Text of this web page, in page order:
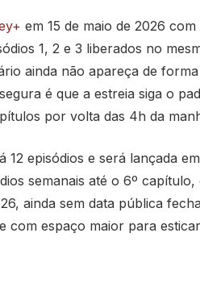
em 15 de maio de 2026
1, 2 e 3 liberados no
ainda não apareça de
é que a estreia siga o
por volta das 4h da
12 episódios e será lançada
semanais até o 6º
ainda sem data pública
com espaço maior para